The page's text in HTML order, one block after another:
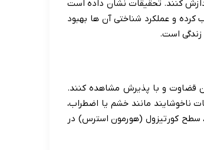
کنند. تحقیقات نشان داده است
و عملکرد شناختی آن ها بهبود
زندگی است.
قضاوت و با پذیرش مشاهده کنند.
ناخوشایند مانند خشم یا اضطراب،
سطح کورتیزول (هورمون استرس) در